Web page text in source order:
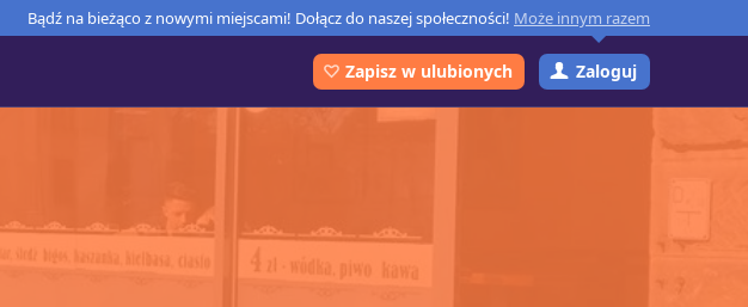
Bądź na bieżąco z nowymi miejscami! Dołącz do naszej społeczności! Może innym razem
Zaloguj